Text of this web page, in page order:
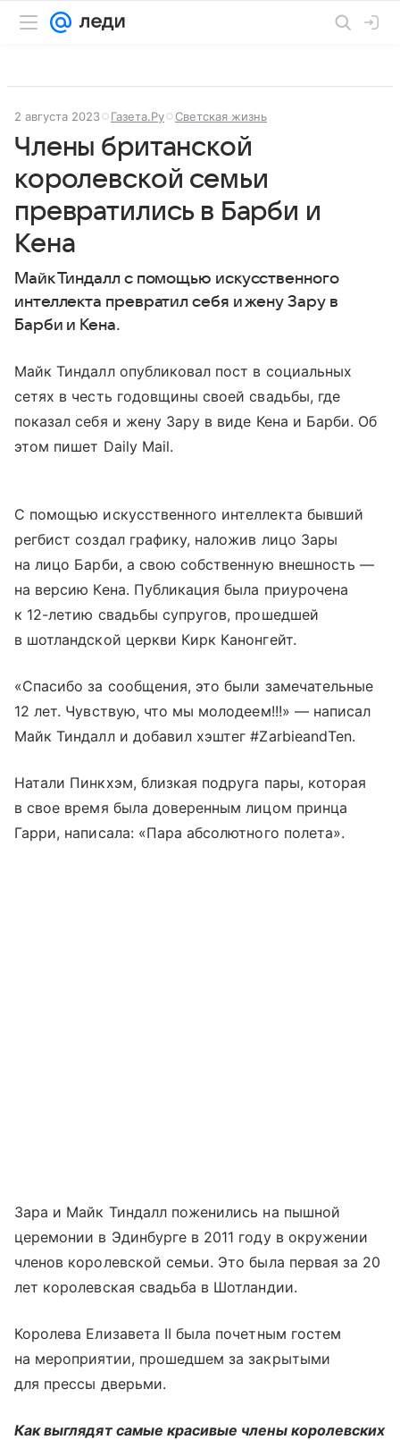
2 августа 2023 Газета.Ру Светская жизнь
Члены британской
королевской семьи
превратились в Барби и
Кена
Майк Тиндалл с помощью искусственного
интеллекта превратил себя и жену Зару в
Барби и Кена.
Майк Тиндалл опубликовал пост в социальных
сетях в честь годовщины своей свадьбы, где
показал себя и жену Зару в виде Кена и Барби. Об
этом пишет Daily Mail.
С помощью искусственного интеллекта бывший
регбист создал графику, наложив лицо Зары
на лицо Барби, а свою собственную внешность —
на версию Кена. Публикация была приурочена
к 12-летию свадьбы супругов, прошедшей
в шотландской церкви Кирк Канонгейт.
«Спасибо за сообщения, это были замечательные
12 лет. Чувствую, что мы молодеем!!!» — написал
Майк Тиндалл и добавил хэштег #ZarbieandTen.
Натали Пинкхэм, близкая подруга пары, которая
в свое время была доверенным лицом принца
Гарри, написала: «Пара абсолютного полета».
Зара и Майк Тиндалл поженились на пышной
церемонии в Эдинбурге в 2011 году в окружении
членов королевской семьи. Это была первая за 20
лет королевская свадьба в Шотландии.
Королева Елизавета II была почетным гостем
на мероприятии, прошедшем за закрытыми
для прессы дверьми.
Как выглядят самые красивые члены королевских